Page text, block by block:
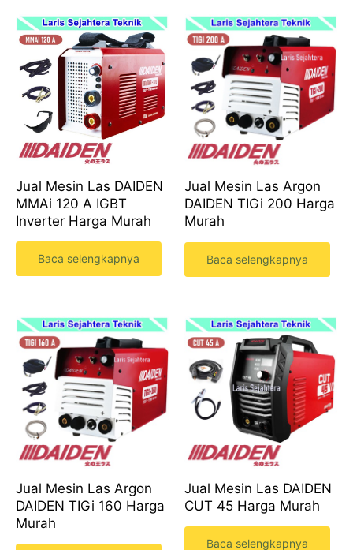
Jual Mesin Las DAIDEN
MMAi 120 A IGBT
Inverter Harga Murah
Baca selengkapnya
Jual Mesin Las Argon
DAIDEN TIGi 200 Harga
Murah
Baca selengkapnya
Jual Mesin Las Argon
DAIDEN TIGi 160 Harga
Murah
Jual Mesin Las DAIDEN
CUT 45 Harga Murah
Baca selengkapnya